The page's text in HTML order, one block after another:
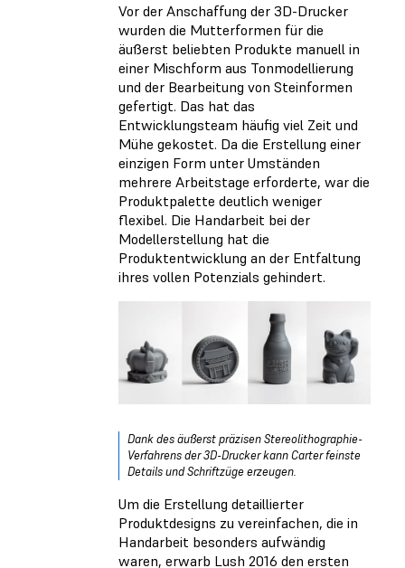
Vor der Anschaffung der 3D-Drucker
wurden die Mutterformen für die
äußerst beliebten Produkte manuell in
einer Mischform aus Tonmodellierung
und der Bearbeitung von Steinformen
gefertigt. Das hat das
Entwicklungsteam häufig viel Zeit und
Mühe gekostet. Da die Erstellung einer
einzigen Form unter Umständen
mehrere Arbeitstage erforderte, war die
Produktpalette deutlich weniger
flexibel. Die Handarbeit bei der
Modellerstellung hat die
Produktentwicklung an der Entfaltung
ihres vollen Potenzials gehindert.
Dank des äußerst präzisen Stereolithographie-
Verfahrens der 3D-Drucker kann Carter feinste
Details und Schriftzüge erzeugen.
Um die Erstellung detaillierter
Produktdesigns zu vereinfachen, die in
Handarbeit besonders aufwändig
waren, erwarb Lush 2016 den ersten